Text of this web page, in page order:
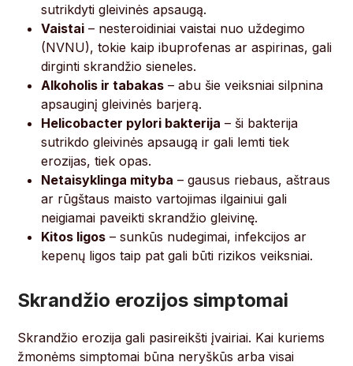
sutrikdyti gleivinės apsaugą.
Vaistai – nesteroidiniai vaistai nuo uždegimo
(NVNU), tokie kaip ibuprofenas ar aspirinas, gali
dirginti skrandžio sieneles.
Alkoholis ir tabakas – abu šie veiksniai silpnina
apsauginį gleivinės barjerą.
Helicobacter pylori bakterija – ši bakterija
sutrikdo gleivinės apsaugą ir gali lemti tiek
erozijas, tiek opas.
Netaisyklinga mityba – gausus riebaus, aštraus
ar rūgštaus maisto vartojimas ilgainiui gali
neigiamai paveikti skrandžio gleivinę.
Kitos ligos – sunkūs nudegimai, infekcijos ar
kepenų ligos taip pat gali būti rizikos veiksniai.
Skrandžio erozijos simptomai
Skrandžio erozija gali pasireikšti įvairiai. Kai kuriems
žmonėms simptomai būna neryškūs arba visai